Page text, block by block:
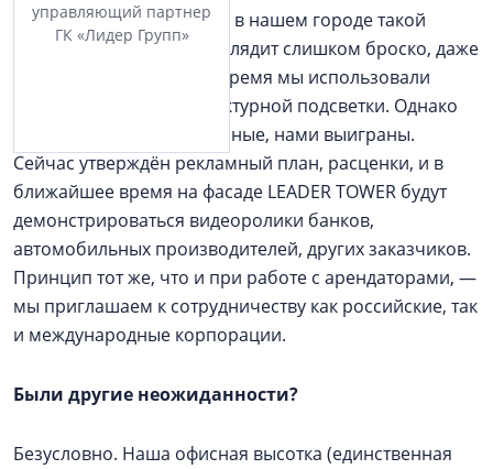
управляющий партнер
ГК «Лидер Групп»
Верно. Было мнение, что в нашем городе такой
рекламный носитель выглядит слишком броско, даже
агрессивно. Некоторое время мы использовали
фасад только для архитектурной подсветки. Однако
споры, в том числе ​судебные, нами выиграны.
Сейчас утверждён рекламный план, расценки, и в
ближайшее время на фасаде LEADER TOWER будут
демонстрироваться видеоролики банков,
автомобильных производителей, других заказчиков.
Принцип тот же, что и при работе с арендаторами, —
​мы приглашаем к сотрудничеству как российские, так
и международные корпорации.
Были другие неожиданности?
Безусловно. Наша офисная высотка (единственная